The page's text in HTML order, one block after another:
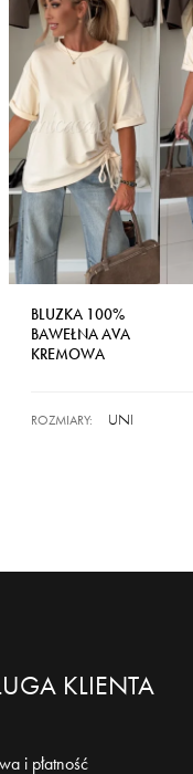
BLUZKA 100%
BAWEŁNA AVA
KREMOWA
ROZMIARY: UNI
KLIENTA
i płatność